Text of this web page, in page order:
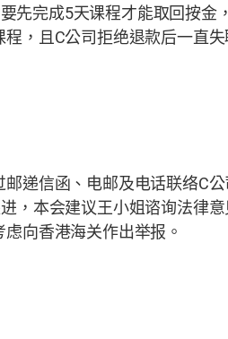
先完成5天课程才能取回按金
，且C公司拒绝退款后一直
递信函、电邮及电话联络C
，本会建议王小姐谘询法律
向香港海关作出举报。